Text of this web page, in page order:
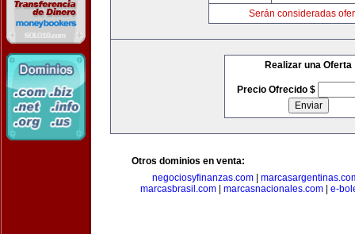
Serán consideradas
Realizar una Oferta
Precio Ofrecido $
Otros dominios en venta:
negociosyfinanzas.com
marcasbrasil.com| marcasnacionales.com| e-